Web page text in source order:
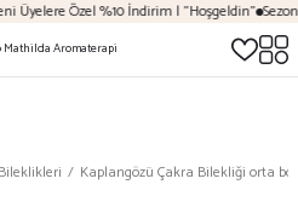
Üyelere Özel %10 İndirim | "Hoşgeldin"
Kaplangözü Çakra Bilekliği orta boy